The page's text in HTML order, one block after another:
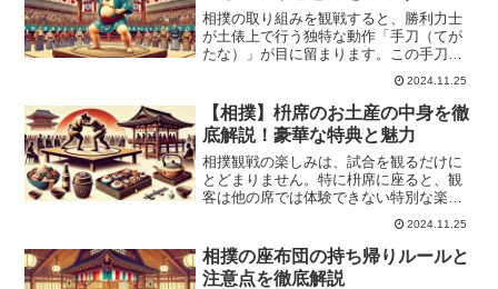
相撲の取り組みを観戦すると、勝利力士
が土俵上で行う独特な動作「手刀（てが
たな）」が目に留まります。この手刀
は、ただの儀式ではなく、日本の文化や
神道の精神を体現する重要な作法です。
手刀は礼儀と感謝の象徴であり、力士が
懸賞金を受け取る際に必ず行...
2024.11.25
【相撲】枡席のお土産の中身を徹
底解説！豪華な特典と魅力
相撲観戦の楽しみは、試合を観るだけに
とどまりません。特に枡席に座ると、観
客は他の席では体験できない特別な楽し
みが待っています。そのひとつが、豪華
なお土産セットです。枡席のお土産に
は、相撲観戦をより一層特別なものにす
るアイテムが多数含まれてい...
2024.11.25
相撲の座布団の持ち帰りルールと
注意点を徹底解説